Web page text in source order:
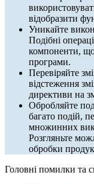
відобразити
Уникайте
Подібні
компоненти,
програми.
Перевіряйте
відстеження
директиви на
Обробляйте
багато подій,
множинних
Розгляньте
обробки
Головні помилки та